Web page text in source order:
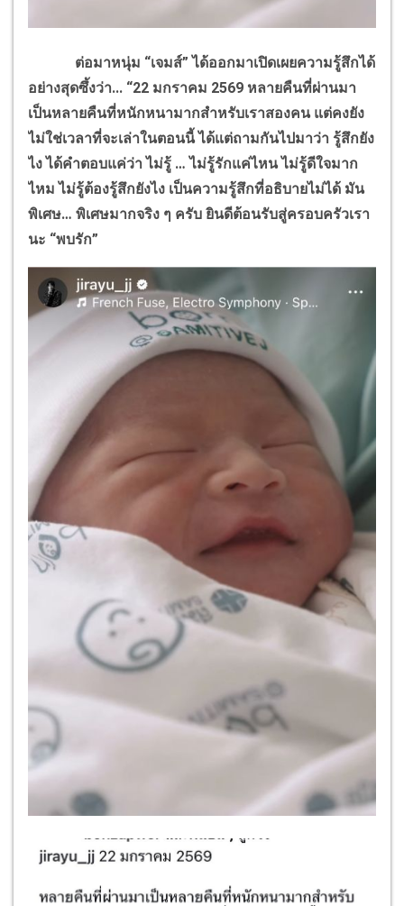
ต่อมาหนุ่ม “เจมส์” ได้ออกมาเปิดเผยความรู้สึกได้
อย่างสุดซึ้งว่า... “22 มกราคม 2569 หลายคืนที่ผ่านมา
เป็นหลายคืนที่หนักหนามากสำหรับเราสองคน แต่คงยัง
ไม่ใช่เวลาที่จะเล่าในตอนนี้ ได้แต่ถามกันไปมาว่า รู้สึกยัง
ไง ได้คำตอบแค่ว่า ไม่รู้ … ไม่รู้รักแค่ไหน ไม่รู้ดีใจมาก
ไหม ไม่รู้ต้องรู้สึกยังไง เป็นความรู้สึกที่อธิบายไม่ได้ มัน
พิเศษ… พิเศษมากจริง ๆ ครับ ยินดีต้อนรับสู่ครอบครัวเรา
นะ “พบรัก”